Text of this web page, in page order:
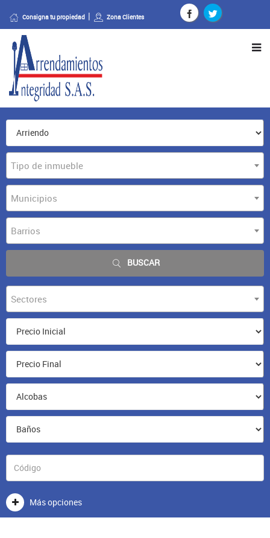
Consigna tu propiedad Zona Clientes
Tipo de inmueble
Municipios
Barrios
BUSCAR
Sectores
Más opciones